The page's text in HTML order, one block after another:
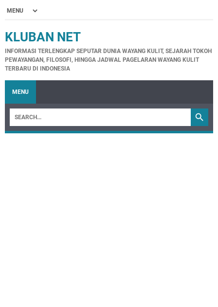
KLUBAN NET
INFORMASI TERLENGKAP SEPUTAR DUNIA WAYANG KULIT, SEJARAH TOKOH
PEWAYANGAN, FILOSOFI, HINGGA JADWAL PAGELARAN WAYANG KULIT
TERBARU DI INDONESIA
MENU